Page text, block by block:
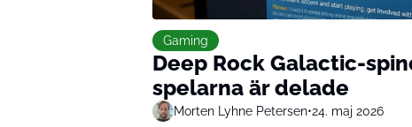
Gaming
Deep Rock Galactic-
spelarna är delade
Morten Lyhne Petersen•24. maj 2026